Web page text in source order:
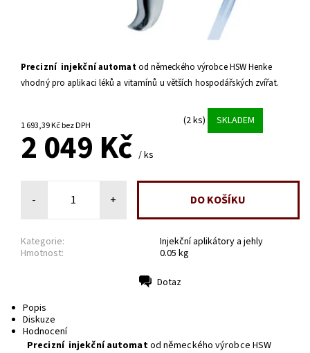
Precizní injekční automatod německého výrobce HSW Henke
vhodný pro aplikaci léků a vitamínů u větších hospodářských zvířat.
1 693,39 Kč bez DPH (2 ks) SKLADEM
2 049 Kč / ks
- +
Kategorie:
Injekční aplikátory a jehly
Hmotnost:
0.05 kg
Dotaz
Popis
Diskuze
Hodnocení
Precizní injekční automatod německého výrobce HSW